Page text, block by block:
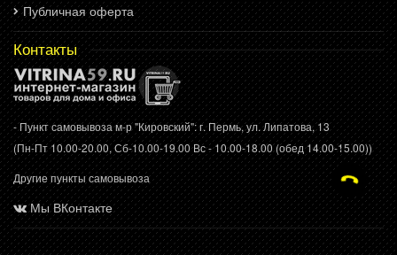
Публичная оферта
Контакты
- Пункт самовывоза м-р "Кировский": г. Пермь, ул. Липатова, 13
(Пн-Пт 10.00-20.00, Сб-10.00-19.00 Вс - 10.00-18.00 (обед 14.00-15.00))
Другие пункты самовывоза
Мы ВКонтакте